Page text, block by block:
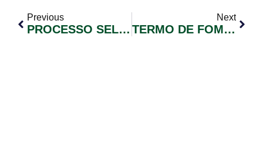
Previous
PROCESSO SELETIVO SIMPLIFICADO Nº 003/2026
Next
TERMO DE FOMENTO Nº 003/2026